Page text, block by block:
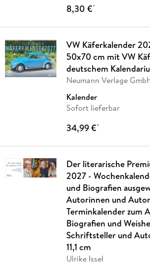
8,30 €*
VW Käferkalender
50x70 cm mit VW
deutschem
Neumann Verlage
Kalender
Sofort lieferbar
34,99 €*
Der literarische
2027 -
und Biografien
Autorinnen und
Terminkalender zum
Biografien und
Schriftsteller und
11,1 cm
Ulrike Issel